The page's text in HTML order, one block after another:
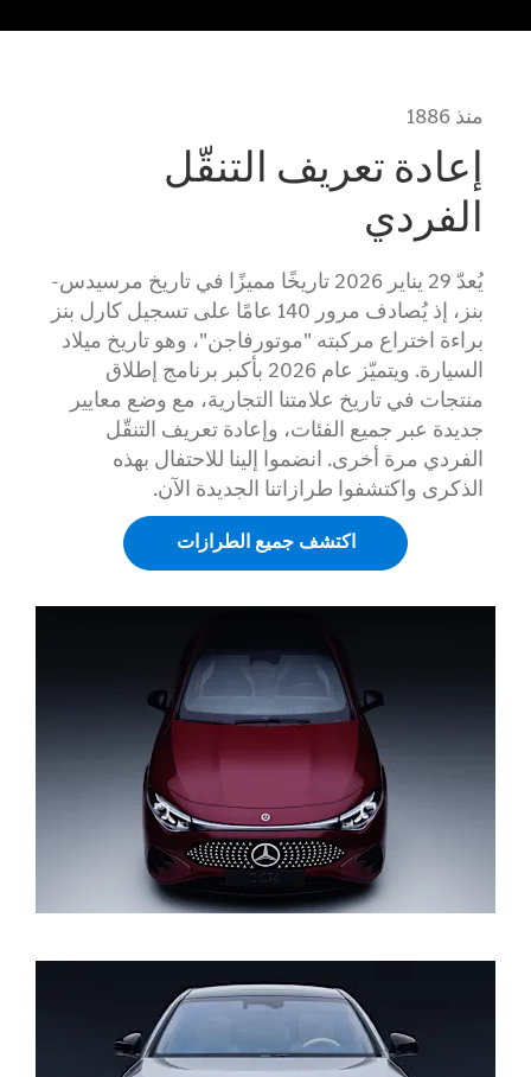
منذ 1886
إعادة تعريف التنقّل
الفردي
يُعدّ 29 يناير 2026 تاريخًا مميزًا في تاريخ مرسيدس-
بنز، إذ يُصادف مرور 140 عامًا على تسجيل كارل بنز
براءة اختراع مركبته "موتورفاجن"، وهو تاريخ ميلاد
السيارة. ويتميّز عام 2026 بأكبر برنامج إطلاق
منتجات في تاريخ علامتنا التجارية، مع وضع معايير
جديدة عبر جميع الفئات، وإعادة تعريف التنقّل
الفردي مرة أخرى. انضموا إلينا للاحتفال بهذه
الذكرى واكتشفوا طرازاتنا الجديدة الآن.
اكتشف جميع الطرازات